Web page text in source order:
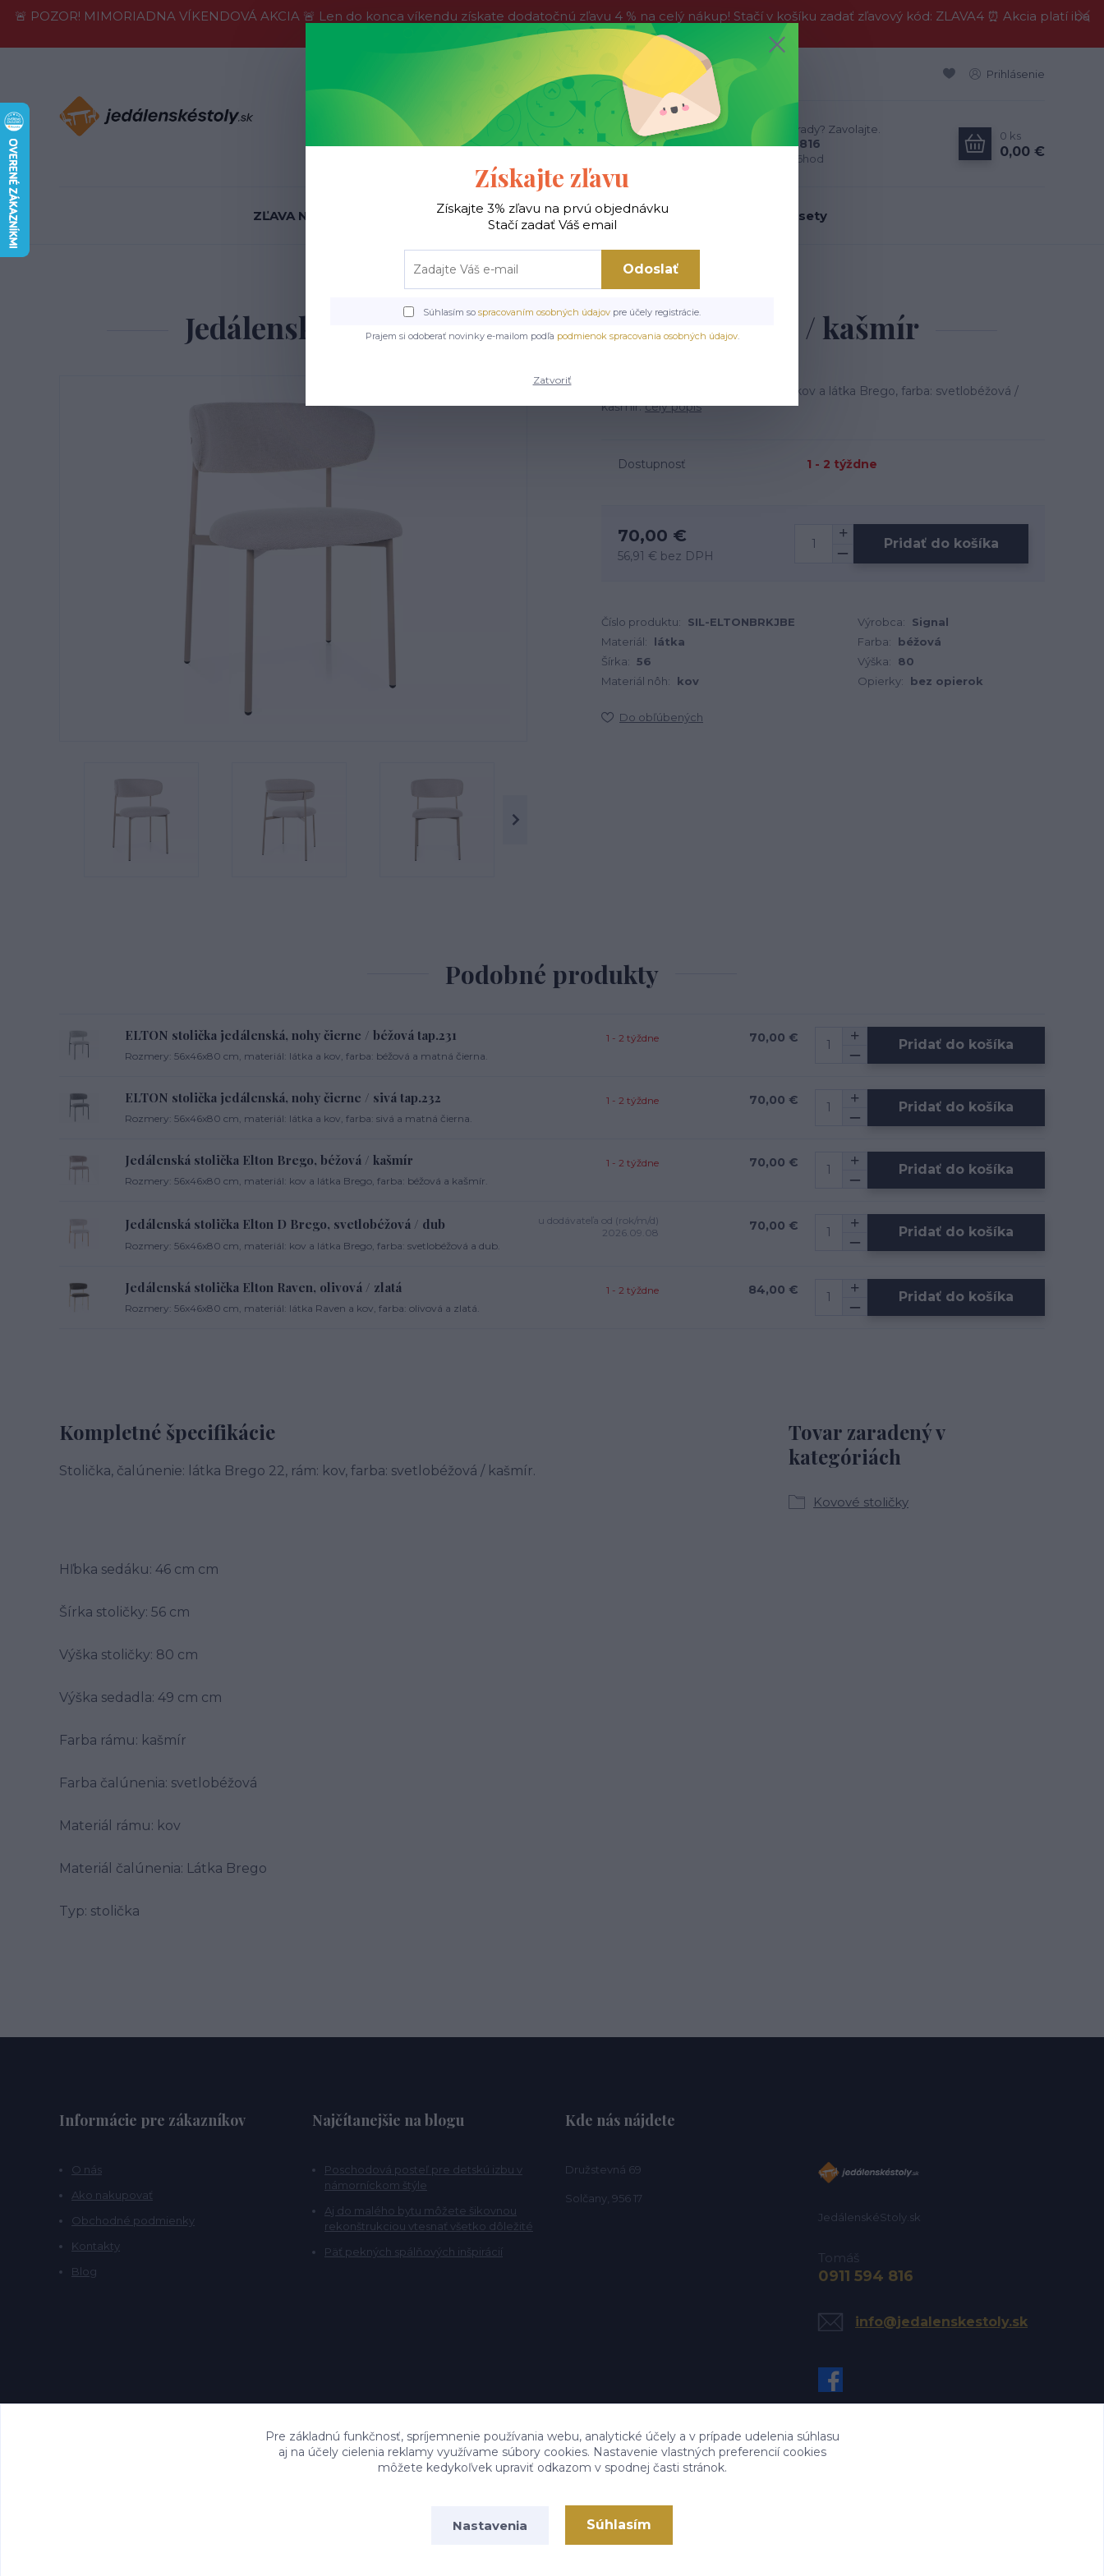
🚨 POZOR! MIMORIADNA VÍKENDOVÁ AKCIA 🚨 Len do konca víkendu získate dodatočnú zľavu 4 % na celý nákup! Stačí v košíku zadať zľavový kód: ZLAVA4 ⏰ Akcia platí iba
do nedele, tak neváhajte a nakúpte výhodnejšie ešte dnes!
Prihlásenie
Hľadať
Neviete si rady? Zavolajte.
0911 594 816
Po-Pia, 9-16hod
0 ks
0,00 €
ZĽAVA NA SKLADE ! Jedálenské stoly Jedálenské stoličky Jedálenské sety
Jedálenská stolička Elton Brego, svetlobéžová / kašmír
Rozmery: 56x46x80 cm, materiál: kov a látka Brego, farba: svetlobéžová /
kašmír.celý popis
Dostupnosť 1 - 2 týždne
70,00 €
56,91 € bez DPH
Pridať do košíka
Číslo produktu: SIL-ELTONBRKJBE Výrobca:
Signal
Materiál:
látka Farba:
béžová
Šírka: 56 Výška:
80
Materiál nôh:
kov Opierky: bez opierok
Do obľúbených
Podobné produkty
ELTON stolička jedálenská, nohy čierne / béžová tap.231
Rozmery: 56x46x80 cm, materiál: látka a kov, farba: béžová a matná čierna.
70,00 €
1 - 2 týždne Pridať do košíka
ELTON stolička jedálenská, nohy čierne / sivá tap.232
Rozmery: 56x46x80 cm, materiál: látka a kov, farba: sivá a matná čierna.
70,00 €
1 - 2 týždne Pridať do košíka
Jedálenská stolička Elton Brego, béžová / kašmír
Rozmery: 56x46x80 cm, materiál: kov a látka Brego, farba: béžová a kašmír.
70,00 €
1 - 2 týždne Pridať do košíka
Jedálenská stolička Elton D Brego, svetlobéžová / dub
Rozmery: 56x46x80 cm, materiál: kov a látka Brego, farba: svetlobéžová a dub.
70,00 €
u dodávateľa od (rok/m/d)
2026.09.08
Pridať do košíka
Jedálenská stolička Elton Raven, olivová / zlatá
Rozmery: 56x46x80 cm, materiál: látka Raven a kov, farba: olivová a zlatá.
84,00 €
1 - 2 týždne Pridať do košíka
Kompletné špecifikácie
Stolička, čalúnenie: látka Brego 22, rám: kov, farba: svetlobéžová / kašmír.
Hľbka sedáku: 46 cm cm
Šírka stoličky: 56 cm
Výška stoličky: 80 cm
Výška sedadla: 49 cm cm
Farba rámu: kašmír
Farba čalúnenia: svetlobéžová
Materiál rámu: kov
Materiál čalúnenia: Látka Brego
Typ: stolička
Tovar zaradený v
kategóriách
Kovové stoličky
Informácie pre zákazníkov
O nás
Ako nakupovať
Obchodné podmienky
Kontakty
Blog
Najčítanejšie na blogu
Poschodová posteľ pre detskú izbu v
námorníckom štýle
Aj do malého bytu môžete šikovnou
rekonštrukciou vtesnať všetko dôležité
Päť pekných spálňových inšpirácií
Kde nás nájdete
Družstevná 69
Solčany, 956 17
JedálenskéStoly.sk
Tomáš
0911 594 816
info@jedalenskestoly.sk
Eshop-rychlo.sk
Získajte zľavu
Získajte 3% zľavu na prvú objednávku
Stačí zadať Váš email
Odoslať
Súhlasím so spracovaním osobných údajov pre účely registrácie.
Prajem si odoberať novinky e-mailom podľa podmienok spracovania osobných údajov.
Zatvoriť
Pre základnú funkčnosť, spríjemnenie používania webu, analytické účely a v prípade udelenia súhlasu
aj na účely cielenia reklamy využívame súbory cookies. Nastavenie vlastných preferencií cookies
môžete kedykoľvek upraviť odkazom v spodnej časti stránok.
Nastavenia Súhlasím